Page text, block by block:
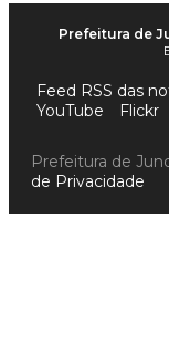
Prefeitura de
Feed RSS das
YouTube
Flickr
Prefeitura de
de Privacidade